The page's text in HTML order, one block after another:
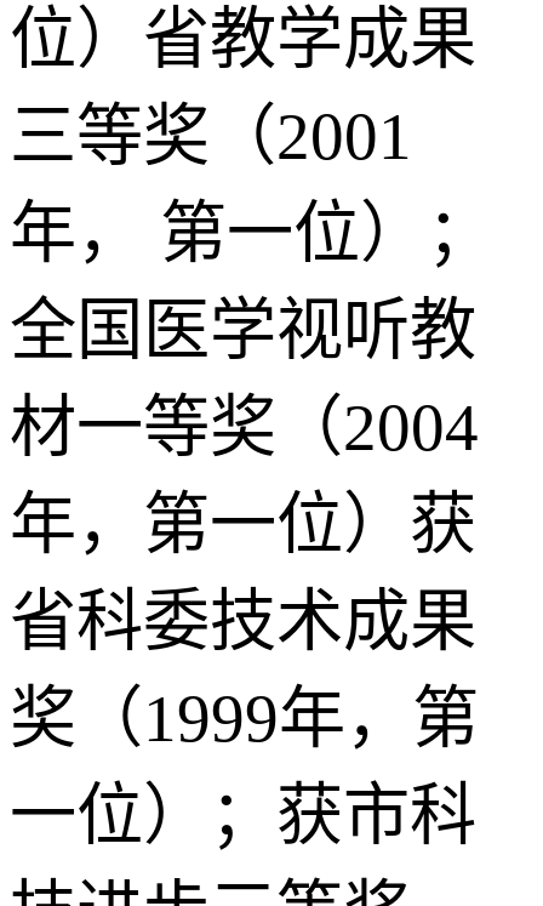
位）省教学成果
三等奖（2001
年， 第一位）；
全国医学视听教
材一等奖（2004
年，第一位）获
省科委技术成果
奖（1999年，第
一位）；获市科